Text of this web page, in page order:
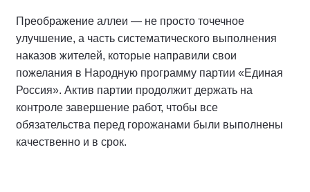
Преображение аллеи — не просто точечное
улучшение, а часть систематического выполнения
наказов жителей, которые направили свои
пожелания в Народную программу партии «Единая
Россия». Актив партии продолжит держать на
контроле завершение работ, чтобы все
обязательства перед горожанами были выполнены
качественно и в срок.